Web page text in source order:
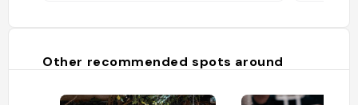
Other recommended spots around